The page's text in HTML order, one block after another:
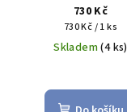
730 Kč
Měrná
cena:
730 Kč / 1 ks
Skladem(4 ks)